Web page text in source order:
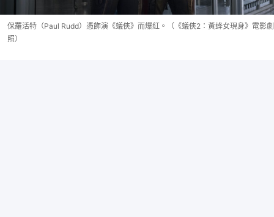
保羅活特（Paul Rudd）憑飾演《蟻俠》而爆紅。（《蟻俠2：黃蜂女現身》電影劇
照）